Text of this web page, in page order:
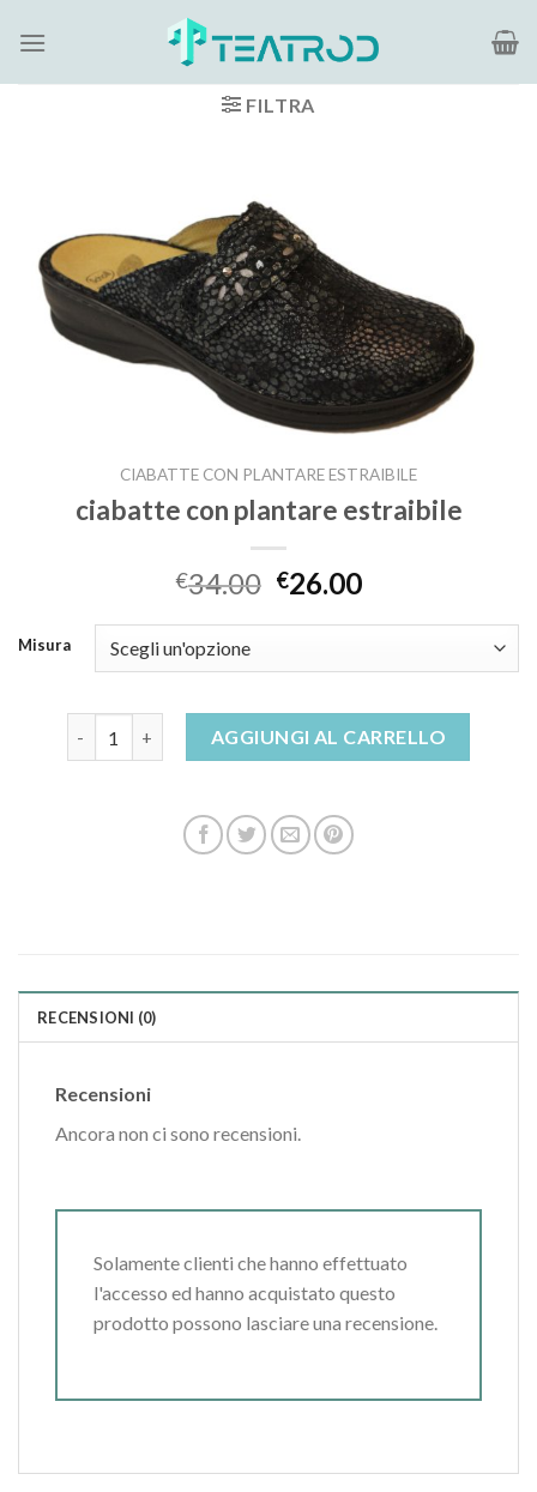
FILTRA
CIABATTE CON PLANTARE ESTRAIBILE
ciabatte con plantare estraibile
€34.00 €26.00
Misura
AGGIUNGI AL CARRELLO
RECENSIONI (0)
Recensioni
Ancora non ci sono recensioni.
Solamente clienti che hanno effettuato
l'accesso ed hanno acquistato questo
prodotto possono lasciare una recensione.